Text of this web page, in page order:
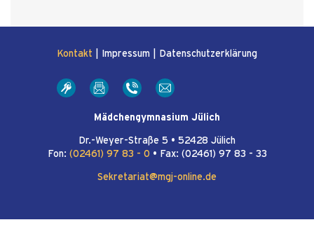
Kontakt Impressum Datenschutzerklärung
Mädchengymnasium Jülich
Dr.-Weyer-Straße 5 • 52428 Jülich
Fon: (02461) 97 83 - 0 • Fax: (02461) 97 83 - 33
Sekretariat@mgj-online.de